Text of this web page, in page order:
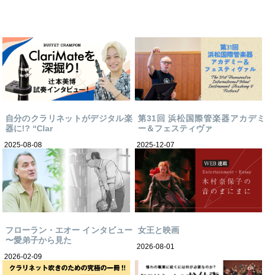
自分のクラリネットがデジタル楽
器に!? “Clar
2025-08-08
第31回 浜松国際管楽器アカデミ
ー＆フェスティヴァ
2025-12-07
フローラン・エオー インタビュー
〜愛弟子から見た
2026-02-09
女王と映画
2026-08-01